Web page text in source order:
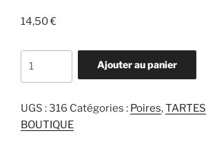
14,50€
POIRES
Ajouter au panier
UGS :316 Catégories : Poires,TARTES
BOUTIQUE